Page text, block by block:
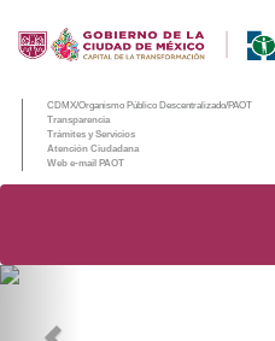
CDMX/Organismo Público Descentralizado/PAOT
Transparencia
Trámites y Servicios
Atención Ciudadana
Web e-mail PAOT